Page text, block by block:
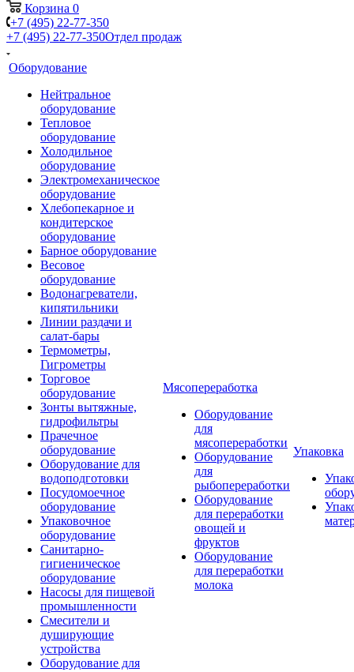
Корзина 0
+7 (495) 22-77-350
+7 (495) 22-77-350Отдел продаж
Оборудование
Нейтральное
оборудование
Тепловое
оборудование
Холодильное
оборудование
Электромеханическое
оборудование
Хлебопекарное и
кондитерское
оборудование
Барное оборудование
Весовое
оборудование
Водонагреватели,
кипятильники
Линии раздачи и
салат-бары
Термометры,
Гигрометры
Торговое
оборудование
Зонты вытяжные,
гидрофильтры
Прачечное
оборудование
Оборудование для
водоподготовки
Посудомоечное
оборудование
Упаковочное
оборудование
Санитарно-
гигиеническое
оборудование
Насосы для пищевой
промышленности
Смесители и
душирующие
устройства
Оборудование для
Мясопереработка
Оборудование
для
мясопереработки
Оборудование
для
рыбопереработки
Оборудование
для переработки
овощей и
фруктов
Оборудование
для переработки
молока
Упаковка